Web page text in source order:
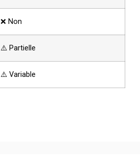
❌ Non
⚠️ Partielle
⚠️ Variable